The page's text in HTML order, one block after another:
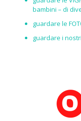
bambini – di
guardare le
guardare i nostri